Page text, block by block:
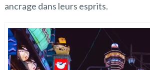
ancrage dans leurs esprits.